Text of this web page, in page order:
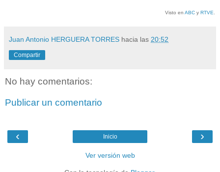
Visto en ABC y RTVE
Juan Antonio HERGUERA TORRES hacia las 20:52
Compartir
No hay comentarios:
Publicar un comentario
‹ ›
Inicio
Ver versión web